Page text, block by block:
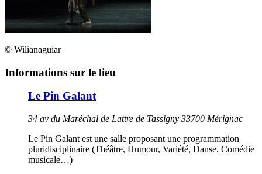
© Wilianaguiar
Informations sur le lieu
Le Pin Galant
34 av du Maréchal de Lattre de Tassigny 33700 Mérignac
Le Pin Galant est une salle proposant une programmation
pluridisciplinaire (Théâtre, Humour, Variété, Danse, Comédie
musicale…)